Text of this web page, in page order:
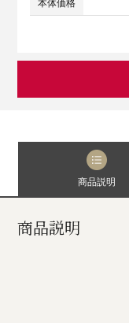
本体価格
商品説明
商品説明